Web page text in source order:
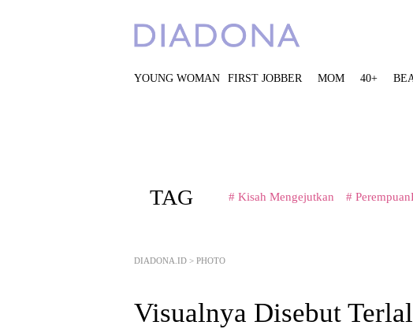
YOUNG WOMAN FIRST JOBBER MOM 40+
TAG # Kisah Mengejutkan #
DIADONA.ID > PHOTO
Visualnya Disebut